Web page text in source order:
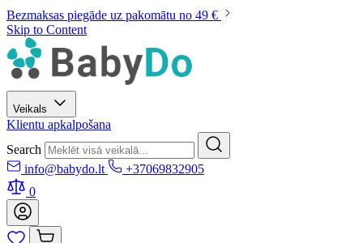
Bezmaksas piegāde uz pakomātu no 49 €
Skip to Content
Veikals
Klientu apkalpošana
Search
info@babydo.lt
+37069832905
0